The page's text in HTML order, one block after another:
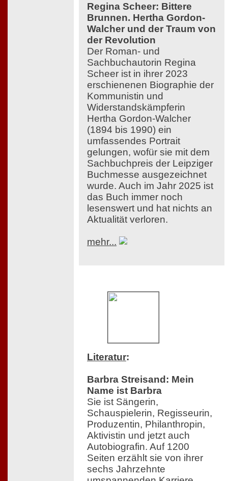
Regina Scheer: Bittere
Brunnen. Hertha Gordon-
Walcher und der Traum von
der Revolution
Der Roman- und
Sachbuchautorin Regina
Scheer ist in ihrer 2023
erschienenen Biographie der
Kommunistin und
Widerstandskämpferin
Hertha Gordon-Walcher
(1894 bis 1990) ein
umfassendes Portrait
gelungen, wofür sie mit dem
Sachbuchpreis der Leipziger
Buchmesse ausgezeichnet
wurde. Auch im Jahr 2025 ist
das Buch immer noch
lesenswert und hat nichts an
Aktualität verloren.
mehr...
Literatur:
Barbra Streisand: Mein
Name ist Barbra
Sie ist Sängerin,
Schauspielerin, Regisseurin,
Produzentin, Philanthropin,
Aktivistin und jetzt auch
Autobiografin. Auf 1200
Seiten erzählt sie von ihrer
sechs Jahrzehnte